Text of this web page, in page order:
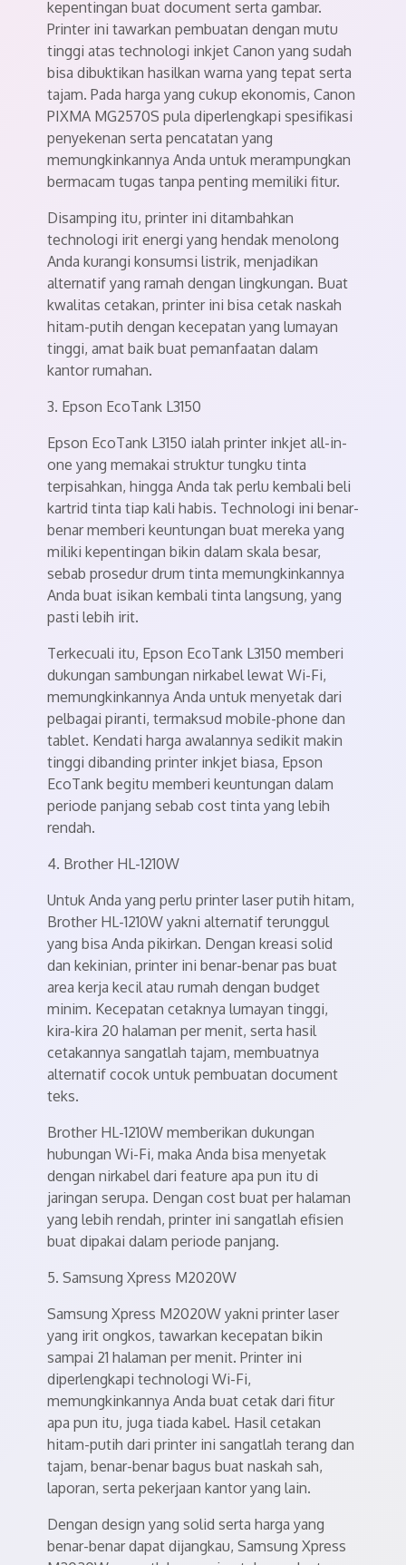
kepentingan buat document serta gambar.
Printer ini tawarkan pembuatan dengan mutu
tinggi atas technologi inkjet Canon yang sudah
bisa dibuktikan hasilkan warna yang tepat serta
tajam. Pada harga yang cukup ekonomis, Canon
PIXMA MG2570S pula diperlengkapi spesifikasi
penyekenan serta pencatatan yang
memungkinkannya Anda untuk merampungkan
bermacam tugas tanpa penting memiliki fitur.
Disamping itu, printer ini ditambahkan
technologi irit energi yang hendak menolong
Anda kurangi konsumsi listrik, menjadikan
alternatif yang ramah dengan lingkungan. Buat
kwalitas cetakan, printer ini bisa cetak naskah
hitam-putih dengan kecepatan yang lumayan
tinggi, amat baik buat pemanfaatan dalam
kantor rumahan.
3. Epson EcoTank L3150
Epson EcoTank L3150 ialah printer inkjet all-in-
one yang memakai struktur tungku tinta
terpisahkan, hingga Anda tak perlu kembali beli
kartrid tinta tiap kali habis. Technologi ini benar-
benar memberi keuntungan buat mereka yang
miliki kepentingan bikin dalam skala besar,
sebab prosedur drum tinta memungkinkannya
Anda buat isikan kembali tinta langsung, yang
pasti lebih irit.
Terkecuali itu, Epson EcoTank L3150 memberi
dukungan sambungan nirkabel lewat Wi-Fi,
memungkinkannya Anda untuk menyetak dari
pelbagai piranti, termaksud mobile-phone dan
tablet. Kendati harga awalannya sedikit makin
tinggi dibanding printer inkjet biasa, Epson
EcoTank begitu memberi keuntungan dalam
periode panjang sebab cost tinta yang lebih
rendah.
4. Brother HL-1210W
Untuk Anda yang perlu printer laser putih hitam,
Brother HL-1210W yakni alternatif terunggul
yang bisa Anda pikirkan. Dengan kreasi solid
dan kekinian, printer ini benar-benar pas buat
area kerja kecil atau rumah dengan budget
minim. Kecepatan cetaknya lumayan tinggi,
kira-kira 20 halaman per menit, serta hasil
cetakannya sangatlah tajam, membuatnya
alternatif cocok untuk pembuatan document
teks.
Brother HL-1210W memberikan dukungan
hubungan Wi-Fi, maka Anda bisa menyetak
dengan nirkabel dari feature apa pun itu di
jaringan serupa. Dengan cost buat per halaman
yang lebih rendah, printer ini sangatlah efisien
buat dipakai dalam periode panjang.
5. Samsung Xpress M2020W
Samsung Xpress M2020W yakni printer laser
yang irit ongkos, tawarkan kecepatan bikin
sampai 21 halaman per menit. Printer ini
diperlengkapi technologi Wi-Fi,
memungkinkannya Anda buat cetak dari fitur
apa pun itu, juga tiada kabel. Hasil cetakan
hitam-putih dari printer ini sangatlah terang dan
tajam, benar-benar bagus buat naskah sah,
laporan, serta pekerjaan kantor yang lain.
Dengan design yang solid serta harga yang
benar-benar dapat dijangkau, Samsung Xpress